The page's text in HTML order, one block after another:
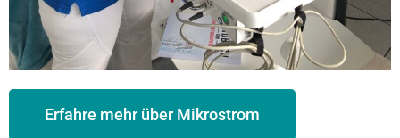
Erfahre mehr über Mikrostrom